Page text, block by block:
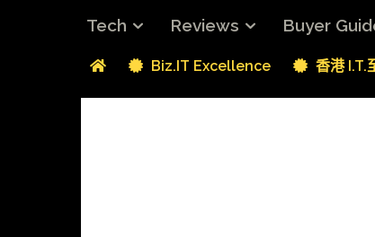
Tech Reviews Buyer
Biz.IT Excellence 香港 I.T.